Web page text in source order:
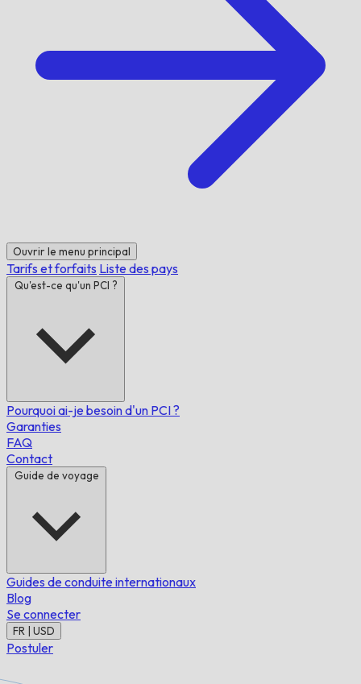
Ouvrir le menu principal
Tarifs et forfaits Liste des pays
Qu'est-ce qu'un PCI ?
Pourquoi ai-je besoin d'un PCI ?
Garanties
FAQ
Contact
Guide de voyage
Guides de conduite internationaux
Blog
Se connecter
FR | USD
Postuler